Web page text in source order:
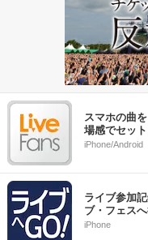
スマホの曲
場感でセッ
iPhone/Android
ライブ参加
ブ・フェス
iPhone